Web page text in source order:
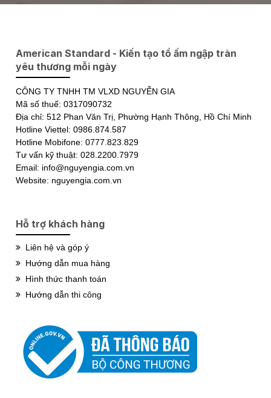
American Standard - Kiến tạo tổ ấm ngập tràn
yêu thương mỗi ngày
CÔNG TY TNHH TM VLXD NGUYỄN GIA
Mã số thuế: 0317090732
Địa chỉ: 512 Phan Văn Trị, Phường Hạnh Thông, Hồ Chí Minh
Hotline Viettel: 0986.874.587
Hotline Mobifone: 0777.823.829
Tư vấn kỹ thuật: 028.2200.7979
Email: info@nguyengia.com.vn
Website: nguyengia.com.vn
Hỗ trợ khách hàng
Liên hệ và góp ý
Hướng dẫn mua hàng
Hình thức thanh toán
Hướng dẫn thi công